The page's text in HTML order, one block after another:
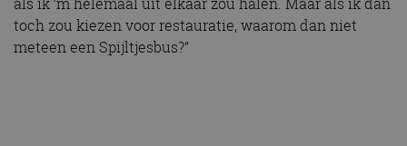
toch zou kiezen voor restauratie, waarom dan niet
meteen een Spijltjesbus?”